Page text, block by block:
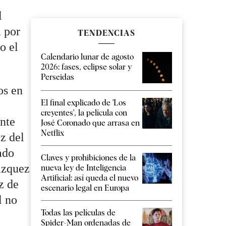
por
el
en
del
de
no
TENDENCIAS
Calendario lunar de agosto
2026: fases, eclipse solar y
Perseidas
El final explicado de 'Los
creyentes', la película con
José Coronado que arrasa en
Netflix
Claves y prohibiciones de la
nueva ley de Inteligencia
Artificial: así queda el nuevo
escenario legal en Europa
Todas las películas de
Spider-Man ordenadas de